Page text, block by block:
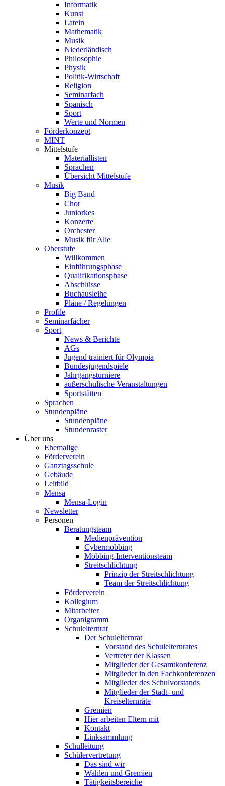
Informatik
Kunst
Latein
Mathematik
Musik
Niederländisch
Philosophie
Physik
Politik-Wirtschaft
Religion
Seminarfach
Spanisch
Sport
Werte und Normen
Förderkonzept
MINT
Mittelstufe
Materiallisten
Sprachen
Übersicht Mittelstufe
Musik
Big Band
Chor
Juniorkes
Konzerte
Orchester
Musik für Alle
Oberstufe
Willkommen
Einführungsphase
Qualifikationsphase
Abschlüsse
Buchausleihe
Pläne / Regelungen
Profile
Seminarfächer
Sport
News & Berichte
AGs
Jugend trainiert für Olympia
Bundesjugendspiele
Jahrgangsturniere
außerschulische Veranstaltungen
Sportstätten
Sprachen
Stundenpläne
Stundenpläne
Stundenraster
Über uns
Ehemalige
Förderverein
Ganztagsschule
Gebäude
Leitbild
Mensa
Mensa-Login
Newsletter
Personen
Beratungsteam
Medienprävention
Cybermobbing
Mobbing-Interventionsteam
Streitschlichtung
Prinzip der Streitschlichtung
Team der Streitschlichtung
Förderverein
Kollegium
Mitarbeiter
Organigramm
Schulelternrat
Der Schulelternrat
Vorstand des Schulelternrates
Vertreter der Klassen
Mitglieder der Gesamtkonferenz
Mitglieder in den Fachkonferenzen
Mitglieder des Schulvorstands
Mitglieder der Stadt- und
Kreiselternräte
Gremien
Hier arbeiten Eltern mit
Kontakt
Linksammlung
Schulleitung
Schülervertretung
Das sind wir
Wahlen und Gremien
Tätigkeitsbereiche